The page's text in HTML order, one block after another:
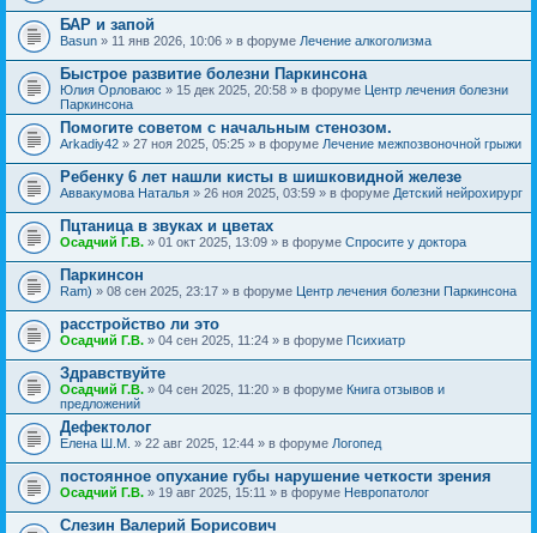
БАР и запой
Basun » 11 янв 2026, 10:06 » в форуме Лечение алкоголизма
Быстрое развитие болезни Паркинсона
Юлия Орловаюс » 15 дек 2025, 20:58 » в форуме Центр лечения болезни
Паркинсона
Помогите советом с начальным стенозом.
Arkadiy42 » 27 ноя 2025, 05:25 » в форуме Лечение межпозвоночной грыжи
Ребенку 6 лет нашли кисты в шишковидной железе
Аввакумова Наталья » 26 ноя 2025, 03:59 » в форуме Детский нейрохирург
Пцтаница в звуках и цветах
Осадчий Г.В. » 01 окт 2025, 13:09 » в форуме Спросите у доктора
Паркинсон
Ram) » 08 сен 2025, 23:17 » в форуме Центр лечения болезни Паркинсона
расстройство ли это
Осадчий Г.В. » 04 сен 2025, 11:24 » в форуме Психиатр
Здравствуйте
Осадчий Г.В. » 04 сен 2025, 11:20 » в форуме Книга отзывов и
предложений
Дефектолог
Елена Ш.М. » 22 авг 2025, 12:44 » в форуме Логопед
постоянное опухание губы нарушение четкости зрения
Осадчий Г.В. » 19 авг 2025, 15:11 » в форуме Невропатолог
Слезин Валерий Борисович